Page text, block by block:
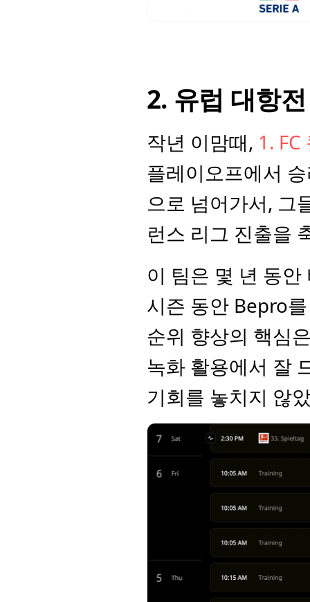
2. 유럽 대항
작년 이맘때, 1. FC
플레이오프에서
으로 넘어가서, 그
런스 리그 진출을
이 팀은 몇 년 동
시즌 동안 Bepro
순위 향상의 핵심
녹화 활용에서 잘
기회를 놓치지 않